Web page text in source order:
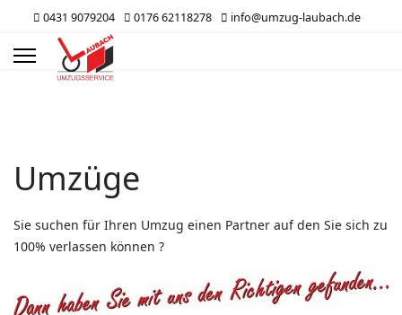
0431 9079204 0176 62118278 info@umzug-laubach.de
Umzüge
Sie suchen für Ihren Umzug einen Partner auf den Sie sich zu
100% verlassen können ?